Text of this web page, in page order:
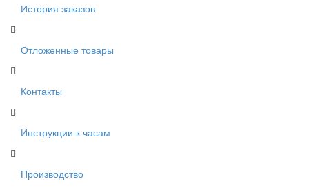
История заказов
Отложенные товары
Контакты
Инструкции к часам
Производство